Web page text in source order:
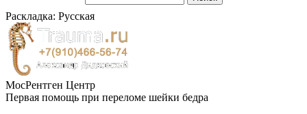
Раскладка: Русская
МосРентген Центр
Первая помощь при переломе шейки бедра